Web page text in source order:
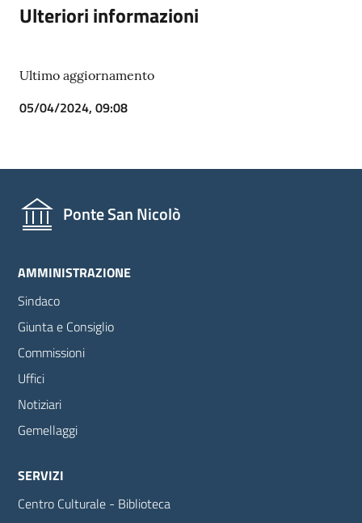
Ulteriori informazioni
Ultimo aggiornamento
05/04/2024, 09:08
Ponte San Nicolò
AMMINISTRAZIONE
Sindaco
Giunta e Consiglio
Commissioni
Uffici
Notiziari
Gemellaggi
SERVIZI
Centro Culturale - Biblioteca